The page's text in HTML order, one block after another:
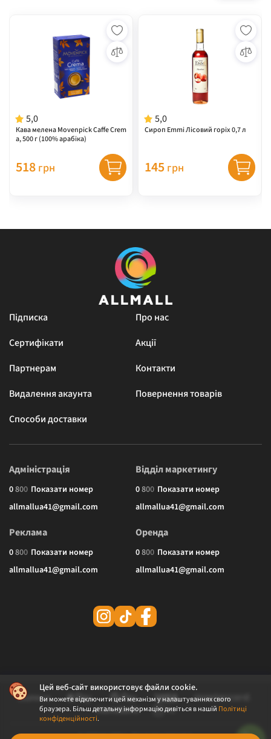
5,0
Кава мелена Movenpick Caffe Crem
a, 500 г (100% арабіка)
518 грн
5,0
Сироп Emmi Лісовий горіх 0,7 л
145 грн
Цей веб-сайт використовує файли cookie.
Ви можете відключити цей механізм у налаштуваннях свого
браузера. Більш детальну інформацію дивіться в нашій Політиці
конфіденційності.
Підписка
Про нас
Сертифікати
Акції
Партнерам
Контакти
Видалення акаунта
Повернення товарів
Способи доставки
Адміністрація
0800 Показати номер
allmallua41@gmail.com
Відділ маркетингу
0800 Показати номер
allmallua41@gmail.com
Реклама
0800 Показати номер
allmallua41@gmail.com
Оренда
0800 Показати номер
allmallua41@gmail.com
© 2026 ALLMALL. Всі права захищені.